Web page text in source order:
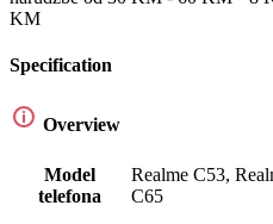
KM
Specification
Overview
Model
telefona
Realme C53,
C65